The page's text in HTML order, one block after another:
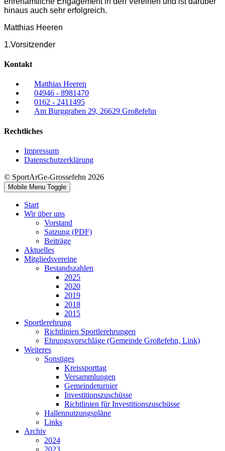
hinaus auch sehr erfolgreich.
Matthias Heeren
1.Vorsitzender
Kontakt
Matthias Heeren
04946 - 8981470
0162 - 2411495
Am Burggraben 29, 26629 Großefehn
Rechtliches
Impressum
Datenschutzerklärung
© SportArGe-Grossefehn 2026
Mobile Menu Toggle
Start
Wir über uns
Vorstand
Satzung (PDF)
Beiträge
Aktuelles
Mitgliedsvereine
Bestandszahlen
2025
2020
2019
2018
2015
Sportlerehrung
Richtlinien Sportlerehrungen
Ehrungsvorschläge (Gemeinde Großefehn, Link)
Weiteres
Sonstiges
Kreissporttag
Versammlungen
Gemeindeturnier
Investitionszuschüsse
Richtlinien für Investitionszuschüsse
Hallennutzungspläne
Links
Archiv
2024
2023